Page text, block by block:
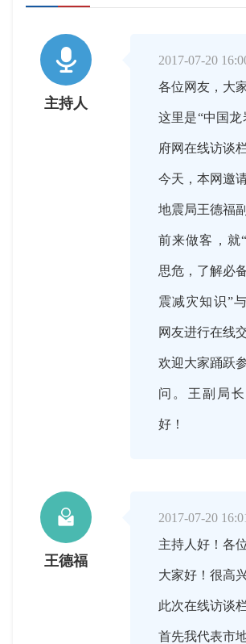

主持人
2017-07-20
各位网友，大
这里是“中国龙
府网在线访谈栏
今天，本网邀
地震局王德福
前来做客，就
思危，了解必
震减灾知识”
网友进行在线
欢迎大家踊跃
问。王副局
好！

王德福
2017-07-20
主持人好！各
大家好！很高
此次在线访谈栏
首先我代表市